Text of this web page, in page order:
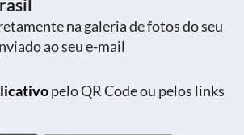
na galeria de fotos do seu
ao seu e-mail
pelo QR Code ou pelos links